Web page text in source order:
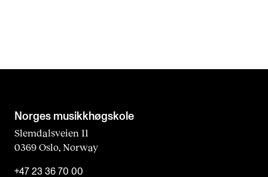
Norges musikk­høgskole
Slemdalsveien 11
0369 Oslo, Norway
+47 23 36 70 00